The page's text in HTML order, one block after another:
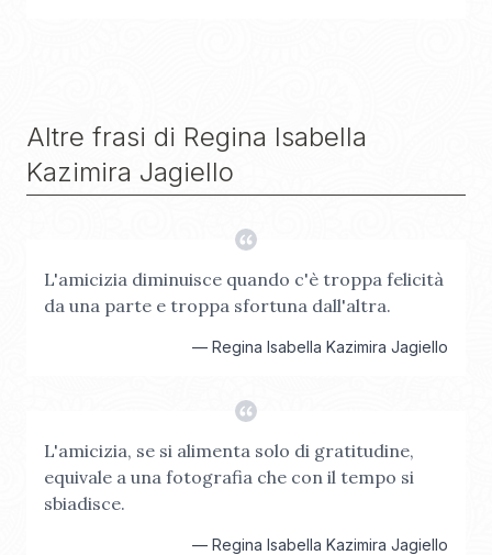
Altre frasi di Regina Isabella
Kazimira Jagiello
L'amicizia diminuisce quando c'è troppa felicità
da una parte e troppa sfortuna dall'altra.
— Regina Isabella Kazimira Jagiello
L'amicizia, se si alimenta solo di gratitudine,
equivale a una fotografia che con il tempo si
sbiadisce.
— Regina Isabella Kazimira Jagiello